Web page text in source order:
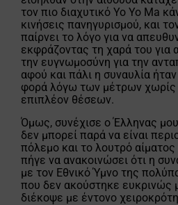
τον πιο διαχυτικό Yo Yo Ma
κινήσεις πανηγυρισμού, και
παίρνει το λόγο για να
εκφράζοντας τη χαρά του για
την ευγνωμοσύνη για την
αφού και πάλι η συναυλία
φορά λόγω των μέτρων
επιπλέον θέσεων.
Όμως, συνέχισε ο Έλληνας
δεν μπορεί παρά να είναι
πόλεμο και το λουτρό
πήγε να ανακοινώσει ότι η
με τον Εθνικό Ύμνο της
που δεν ακούστηκε ευκρινώς
διέκοψε με έντονο